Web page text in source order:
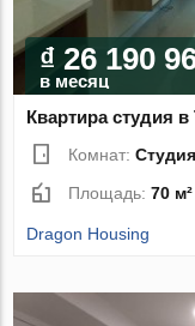
₫ 26 190
в месяц
Квартира студия
Комнат:Студия
Площадь:70 м²
Dragon Housing